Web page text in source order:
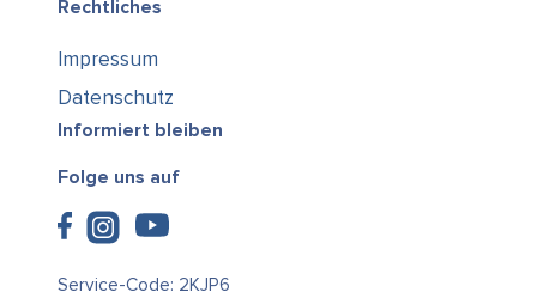
Rechtliches
Impressum
Datenschutz
Informiert bleiben
Folge uns auf
Service-Code: 2KJP6